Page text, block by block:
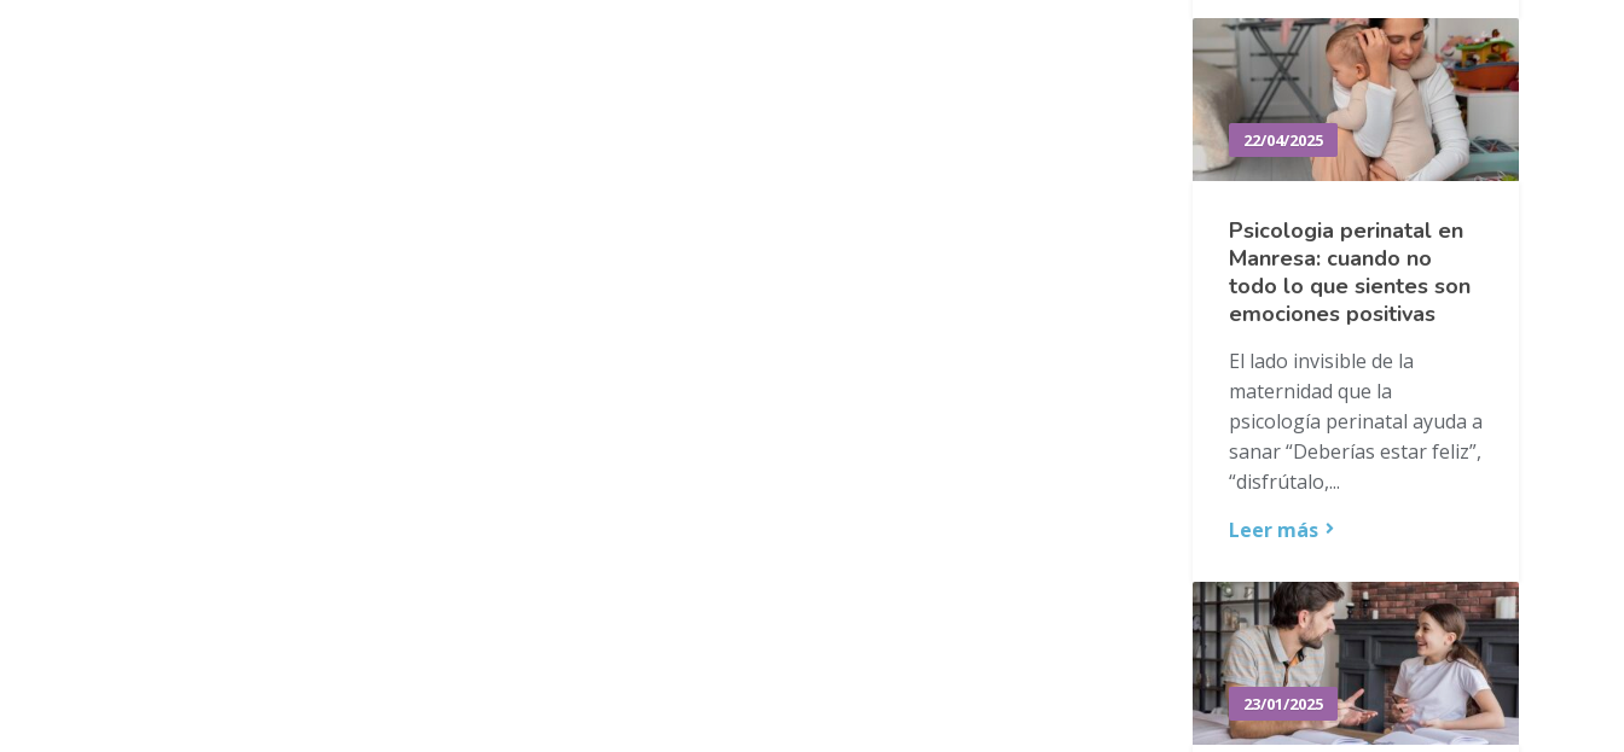
22/04/2025
Psicologia perinatal en
Manresa: cuando no
todo lo que sientes son
emociones positivas
El lado invisible de la
maternidad que la
psicología perinatal ayuda a
sanar “Deberías estar feliz”,
“disfrútalo,...
Leer más
23/01/2025